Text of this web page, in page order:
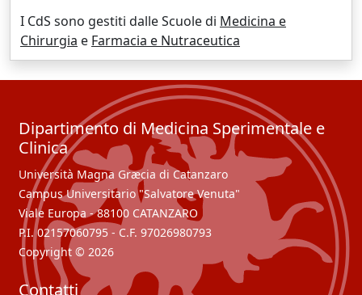
I CdS sono gestiti dalle Scuole di Medicina e
Chirurgia e Farmacia e Nutraceutica
Dipartimento di Medicina Sperimentale e
Clinica
Università Magna Græcia di Catanzaro
Campus Universitario "Salvatore Venuta"
Viale Europa - 88100 CATANZARO
P.I. 02157060795 - C.F. 97026980793
Copyright © 2026
Contatti